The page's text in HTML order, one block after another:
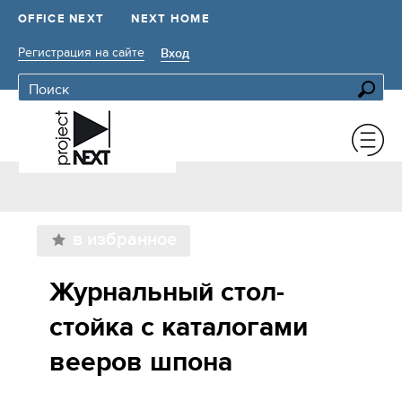
OFFICE NEXT NEXT HOME
Регистрация на сайте Вход
Журнальный стол-
стойка с каталогами
вееров шпона